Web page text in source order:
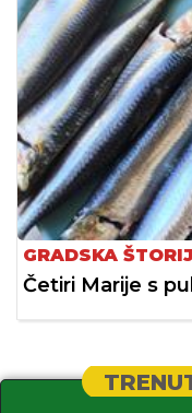
GRADSKA
Četiri Marije s